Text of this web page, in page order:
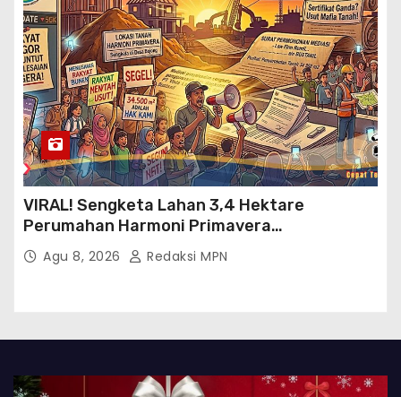
VIRAL! Sengketa Lahan 3,4 Hektare
Perumahan Harmoni Primavera
Klapanunggal, GMPRI Bogor Minta Menteri
Perumahan Blacklist PT BTC
Agu 8, 2026 Redaksi MPN